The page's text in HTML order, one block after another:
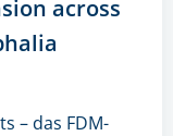
across
– das FDM-